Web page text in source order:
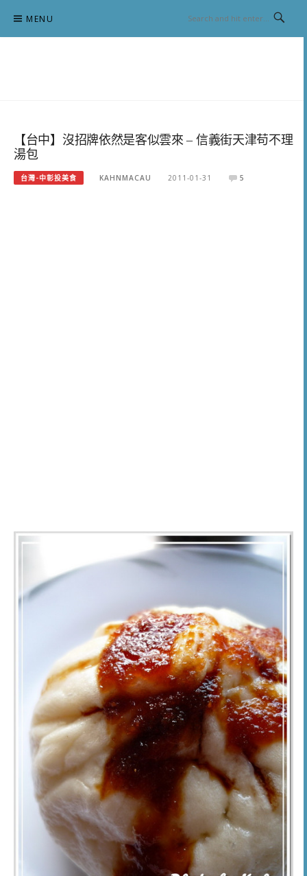
content
MENU
【台中】沒招牌依然是客似雲來 – 信義街天津苟不理
湯包
台灣-中彰投美食 KAHNMACAU 2011-01-31 5